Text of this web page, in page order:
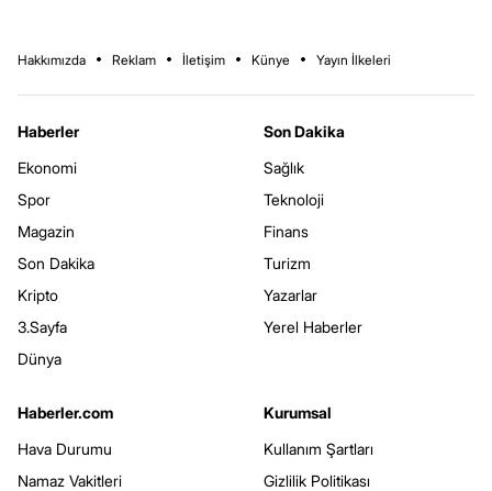
Hakkımızda Reklam İletişim Künye Yayın İlkeleri
Haberler
Ekonomi
Spor
Magazin
Son Dakika
Kripto
3.Sayfa
Dünya
Son Dakika
Sağlık
Teknoloji
Finans
Turizm
Yazarlar
Yerel Haberler
Haberler.com
Hava Durumu
Namaz Vakitleri
Kurumsal
Kullanım Şartları
Gizlilik Politikası